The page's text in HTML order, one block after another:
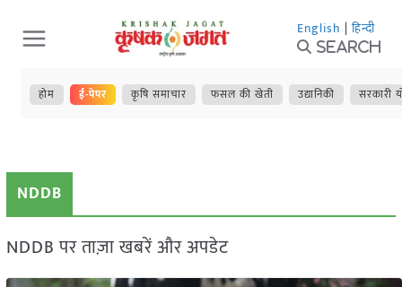
Skip
to
content
English | हिन्दी
Search
होम ई-पेपर कृषि समाचार फसल की खेती उद्यानिकी सरकारी
NDDB
NDDB पर ताज़ा खबरें और अपडेट